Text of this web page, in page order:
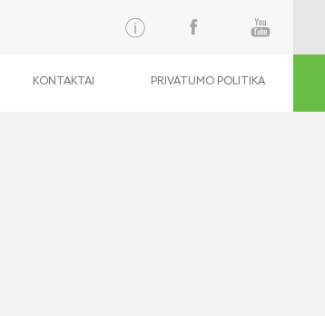
KONTAKTAI PRIVATUMO POLITIKA